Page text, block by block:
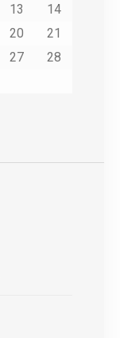
13
14
20
21
27
28